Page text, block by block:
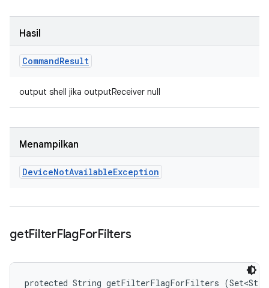
Hasil
CommandResult
output shell jika outputReceiver null
Menampilkan
DeviceNotAvailableException
getFilterFlagForFilters
protected String getFilterFlagForFilters